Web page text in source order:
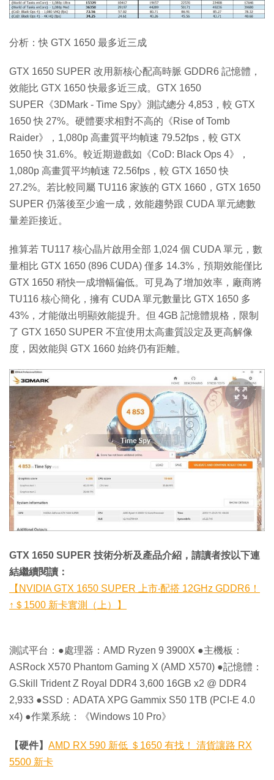
分析：快 GTX 1650 最多近三成
GTX 1650 SUPER 改用新核心配高時脈 GDDR6 記憶體，
效能比 GTX 1650 快最多近三成。GTX 1650
SUPER《3DMark - Time Spy》測試總分 4,853，較 GTX
1650 快 27%。硬體要求相對不高的《Rise of Tomb
Raider》，1,080p 高畫質平均幀速 79.52fps，較 GTX
1650 快 31.6%。較近期遊戲如《CoD: Black Ops 4》，
1,080p 高畫質平均幀速 72.56fps，較 GTX 1650 快
27.2%。若比較同屬 TU116 家族的 GTX 1660，GTX 1650
SUPER 仍落後至少逾一成，效能趨勢跟 CUDA 單元總數
量差距接近。
推算若 TU117 核心晶片啟用全部 1,024 個 CUDA 單元，數
量相比 GTX 1650 (896 CUDA) 僅多 14.3%，預期效能僅比
GTX 1650 稍快一成增幅偏低。可見為了增加效率，廠商將
TU116 核心簡化，擁有 CUDA 單元數量比 GTX 1650 多
43%，才能做出明顯效能提升。但 4GB 記憶體規格，限制
了 GTX 1650 SUPER 不宜使用太高畫質設定及更高解像
度，因效能與 GTX 1660 始終仍有距離。
GTX 1650 SUPER 技術分析及產品介紹，請讀者按以下連
結繼續閱讀：
【NVIDIA GTX 1650 SUPER 上市‧配搭 12GHz GDDR6！
↑＄1500 新卡實測（上）】
測試平台：●處理器：AMD Ryzen 9 3900X ●主機板：
ASRock X570 Phantom Gaming X (AMD X570) ●記憶體：
G.Skill Trident Z Royal DDR4 3,600 16GB x2 @ DDR4
2,933 ●SSD：ADATA XPG Gammix S50 1TB (PCI-E 4.0
x4) ●作業系統：《Windows 10 Pro》
【硬件】 AMD RX 590 新低 ＄1650 有找！ 清貨讓路 RX
5500 新卡